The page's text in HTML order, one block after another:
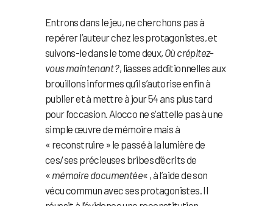
Entrons dans le jeu, ne cherchons pas à
repérer l’auteur chez les protagonistes, et
suivons-le dans le tome deux, Où crépitez-
vous maintenant ?, liasses additionnelles aux
brouillons informes qu’il s’autorise enfin à
publier et à mettre à jour 54 ans plus tard
pour l’occasion. Alocco ne s’attelle pas à une
simple œuvre de mémoire mais à
« reconstruire » le passé à la lumière de
ces/ses précieuses bribes d’écrits de
« mémoire documentée« , à l’aide de son
vécu commun avec ses protagonistes. Il